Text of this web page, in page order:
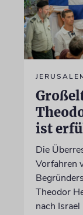
ist
Die
Vorfahren
Theodor
nach